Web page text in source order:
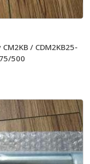
/ CDM2KB25-
500